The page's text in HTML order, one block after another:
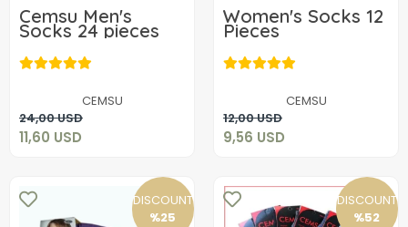
Cemsu Men's
Socks 24 pieces
CEMSU
24,00 USD
11,60 USD
11,60 USD
Add to cart
Women's Socks 12
Pieces
CEMSU
12,00 USD
9,56 USD
9,56 USD
Add to cart
DISCOUNT
%25
DISCOUNT
%52